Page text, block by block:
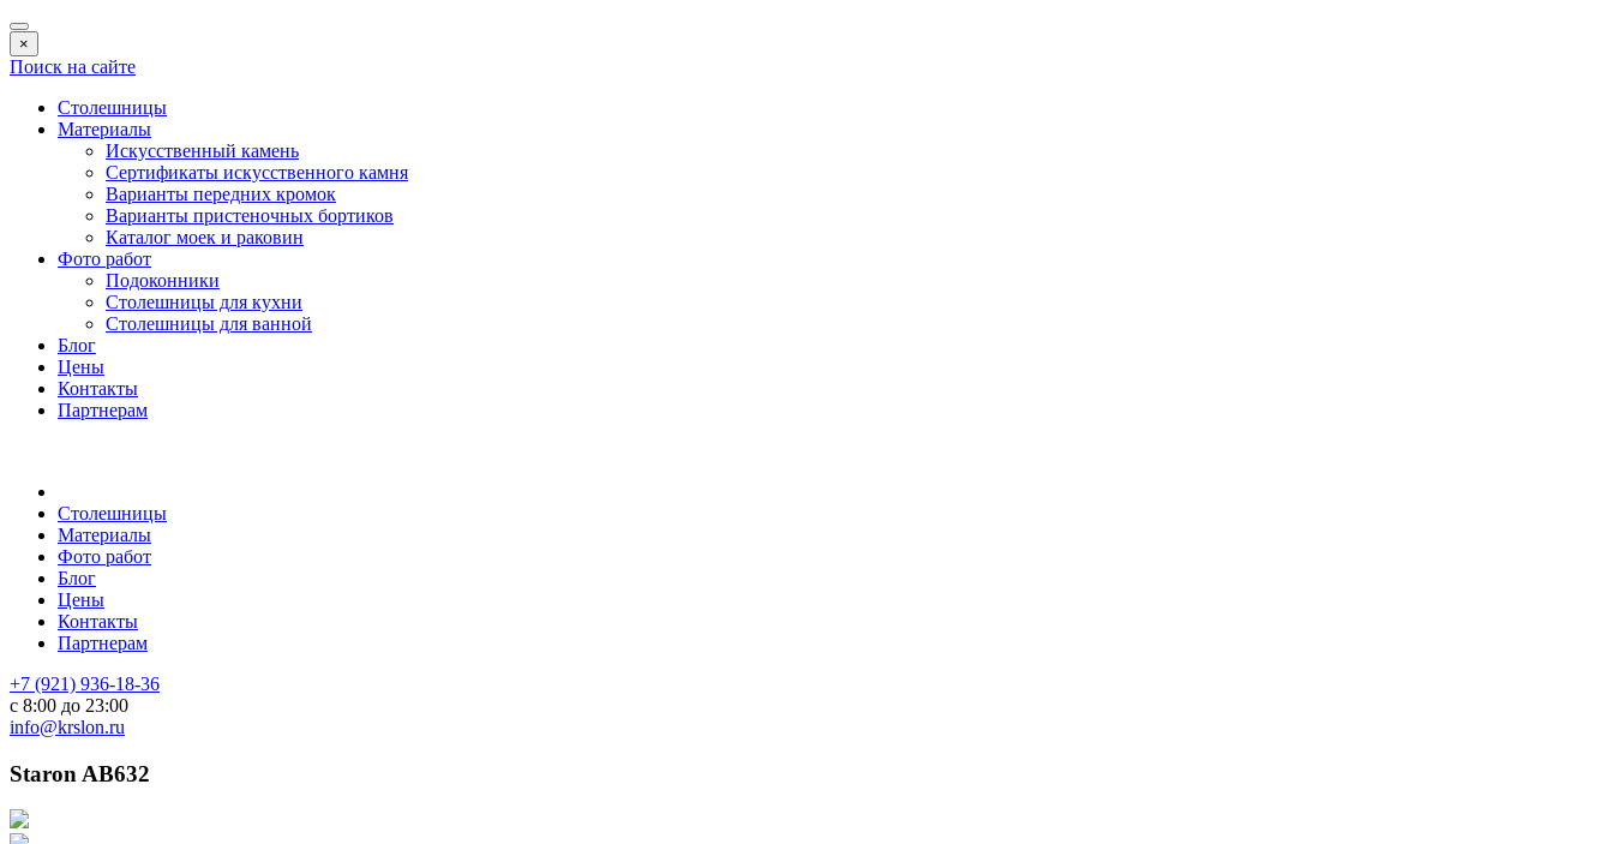
×
Поиск на сайте
Столешницы
Материалы
Искусственный камень
Сертификаты искусственного камня
Варианты передних кромок
Варианты пристеночных бортиков
Каталог моек и раковин
Фото работ
Подоконники
Столешницы для кухни
Столешницы для ванной
Блог
Цены
Контакты
Партнерам
Столешницы
Материалы
Фото работ
Блог
Цены
Контакты
Партнерам
+7 (921) 936-18-36
с 8:00 до 23:00
info@krslon.ru
Staron AB632